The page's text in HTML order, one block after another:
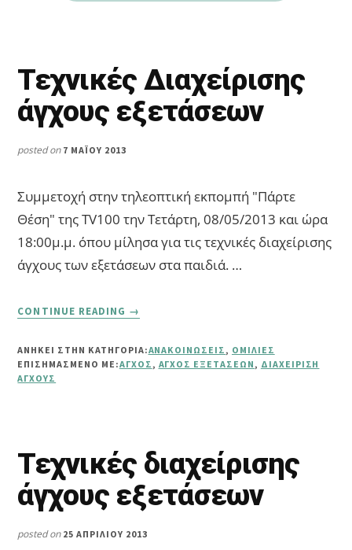
Τεχνικές Διαχείρισης
άγχους εξετάσεων
posted on 7 ΜΑΪ́ΟΥ 2013
Συμμετοχή στην τηλεοπτική εκπομπή "Πάρτε
Θέση" της TV100 την Τετάρτη, 08/05/2013 και ώρα
18:00μ.μ. όπου μίλησα για τις τεχνικές διαχείρισης
άγχους των εξετάσεων στα παιδιά. …
CONTINUE READING
ΤΕΧΝΙΚΈΣ
ΆΓΧΟΥΣ
→
ΑΝΗΚΕΙ ΣΤΗΝ ΚΑΤΗΓΟΡΙΑ:ΑΝΑΚΟΙΝΏΣΕΙΣ , ΟΜΙΛΊΕΣ
ΕΠΙΣΗΜΑΣΜΈΝΟ ΜΕ:ΆΓΧΟΣ , ΆΓΧΟΣ ΕΞΕΤΆΣΕΩΝ , ΔΙΑΧΕΊΡΙΣΗ
ΆΓΧΟΥΣ
Τεχνικές διαχείρισης
άγχους εξετάσεων
posted on 25 ΑΠΡΙΛΊΟΥ 2013